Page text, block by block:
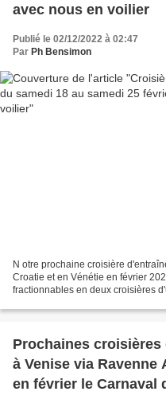
avec nous en voilier
Publié le 02/12/2022 à 02:47
Par Ph Bensimon
N otre prochaine croisière
Croatie et en Vénétie en février
fractionnables en deux croisières
Prochaines
à Venise via Ravenne
en février le Carnaval